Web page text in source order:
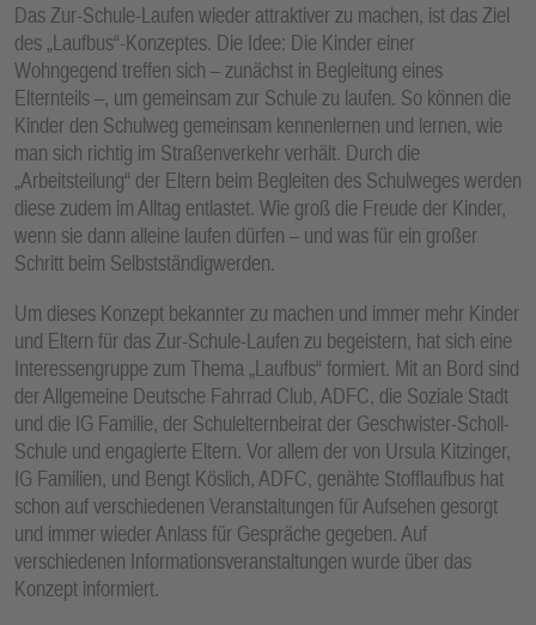
Das Zur-Schule-Laufen wieder attraktiver zu machen, ist das Ziel
des „Laufbus“-Konzeptes. Die Idee: Die Kinder einer
Wohngegend treffen sich – zunächst in Begleitung eines
Elternteils –, um gemeinsam zur Schule zu laufen. So können die
Kinder den Schulweg gemeinsam kennenlernen und lernen, wie
man sich richtig im Straßenverkehr verhält. Durch die
„Arbeitsteilung“ der Eltern beim Begleiten des Schulweges werden
diese zudem im Alltag entlastet. Wie groß die Freude der Kinder,
wenn sie dann alleine laufen dürfen – und was für ein großer
Schritt beim Selbstständigwerden.
Um dieses Konzept bekannter zu machen und immer mehr Kinder
und Eltern für das Zur-Schule-Laufen zu begeistern, hat sich eine
Interessengruppe zum Thema „Laufbus“ formiert. Mit an Bord sind
der Allgemeine Deutsche Fahrrad Club, ADFC, die Soziale Stadt
und die IG Familie, der Schulelternbeirat der Geschwister-Scholl-
Schule und engagierte Eltern. Vor allem der von Ursula Kitzinger,
IG Familien, und Bengt Köslich, ADFC, genähte Stofflaufbus hat
schon auf verschiedenen Veranstaltungen für Aufsehen gesorgt
und immer wieder Anlass für Gespräche gegeben. Auf
verschiedenen Informationsveranstaltungen wurde über das
Konzept informiert.